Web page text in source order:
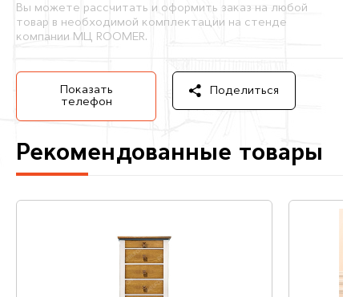
Вы можете рассчитать и оформить заказ на любой
товар в необходимой комплектации на стенде
компании МЦ ROOMER.
Показать
телефон
Поделиться
Рекомендованные товары